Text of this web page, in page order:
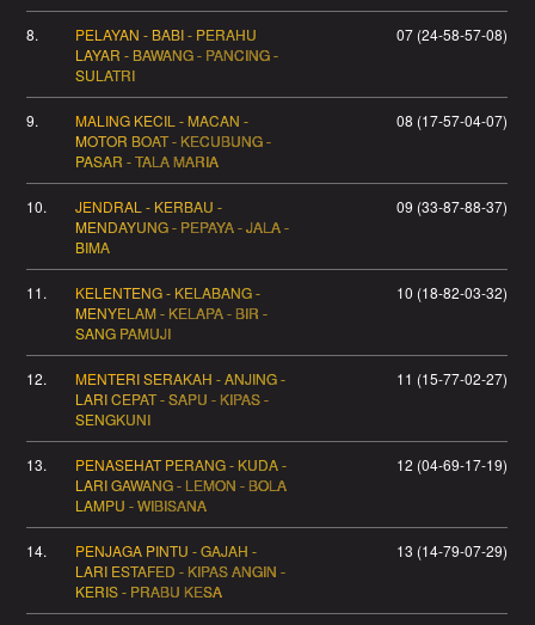
8.
PELAYAN - BABI - PERAHU
LAYAR - BAWANG - PANCING -
SULATRI
07 (24-58-57-08)
9.
MALING KECIL - MACAN -
MOTOR BOAT - KECUBUNG -
PASAR - TALA MARIA
08 (17-57-04-07)
10.
JENDRAL - KERBAU -
MENDAYUNG - PEPAYA - JALA -
BIMA
09 (33-87-88-37)
11.
KELENTENG - KELABANG -
MENYELAM - KELAPA - BIR -
SANG PAMUJI
10 (18-82-03-32)
12.
MENTERI SERAKAH - ANJING -
LARI CEPAT - SAPU - KIPAS -
SENGKUNI
11 (15-77-02-27)
13.
PENASEHAT PERANG - KUDA -
LARI GAWANG - LEMON - BOLA
LAMPU - WIBISANA
12 (04-69-17-19)
14.
PENJAGA PINTU - GAJAH -
LARI ESTAFED - KIPAS ANGIN -
KERIS - PRABU KESA
13 (14-79-07-29)